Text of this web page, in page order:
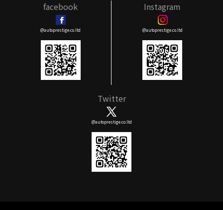
facebook
@autoprestige.co.ltd
Instagram
@autoprestige.co.ltd
Twitter
@autoprestige.co.ltd